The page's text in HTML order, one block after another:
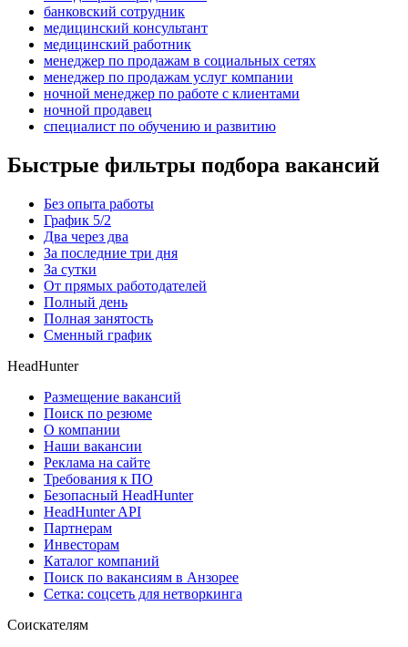
банковский сотрудник
медицинский консультант
медицинский работник
менеджер по продажам в социальных сетях
менеджер по продажам услуг компании
ночной менеджер по работе с клиентами
ночной продавец
специалист по обучению и развитию
Быстрые фильтры подбора вакансий
Без опыта работы
График 5/2
Два через два
За последние три дня
За сутки
От прямых работодателей
Полный день
Полная занятость
Сменный график
HeadHunter
Размещение вакансий
Поиск по резюме
О компании
Наши вакансии
Реклама на сайте
Требования к ПО
Безопасный HeadHunter
HeadHunter API
Партнерам
Инвесторам
Каталог компаний
Поиск по вакансиям в Анзорее
Сетка: соцсеть для нетворкинга
Соискателям